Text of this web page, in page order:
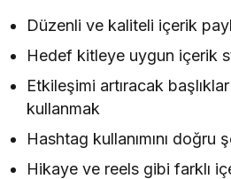
Düzenli ve kaliteli içerik
Hedef kitleye uygun içerik
Etkileşimi artıracak
kullanmak
Hashtag kullanımını doğru
Hikaye ve reels gibi farklı